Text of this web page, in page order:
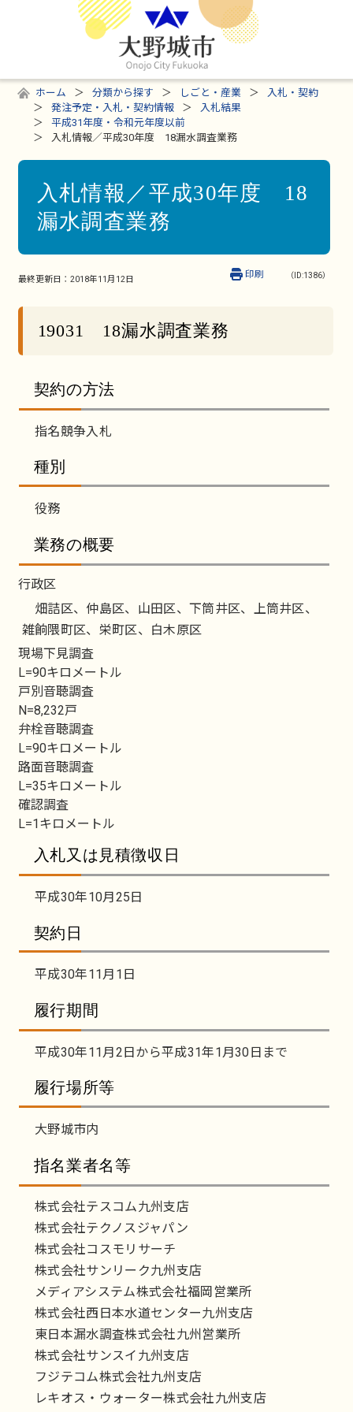
ホーム 分類から探す しごと・産業
入札・契約
発注予定・入札・契約情報
入札結果
平成31年度・令和元年度以前
入札情報／平成30年度 18漏水調査業務
入札情報／平成30年度 18
漏水調査業務
最終更新日： 2018年11月12日 （ID:1386）
印刷
19031 18漏水調査業務
契約の方法
指名競争入札
種別
役務
業務の概要
行政区
畑詰区、仲島区、山田区、下筒井区、上筒井区、
雑餉隈町区、栄町区、白木原区
現場下見調査
L=90キロメートル
戸別音聴調査
N=8,232戸
弁栓音聴調査
L=90キロメートル
路面音聴調査
L=35キロメートル
確認調査
L=1キロメートル
入札又は見積徴収日
平成30年10月25日
契約日
平成30年11月1日
履行期間
平成30年11月2日から平成31年1月30日まで
履行場所等
大野城市内
指名業者名等
株式会社テスコム九州支店
株式会社テクノスジャパン
株式会社コスモリサーチ
株式会社サンリーク九州支店
メディアシステム株式会社福岡営業所
株式会社西日本水道センター九州支店
東日本漏水調査株式会社九州営業所
株式会社サンスイ九州支店
フジテコム株式会社九州支店
レキオス・ウォーター株式会社九州支店